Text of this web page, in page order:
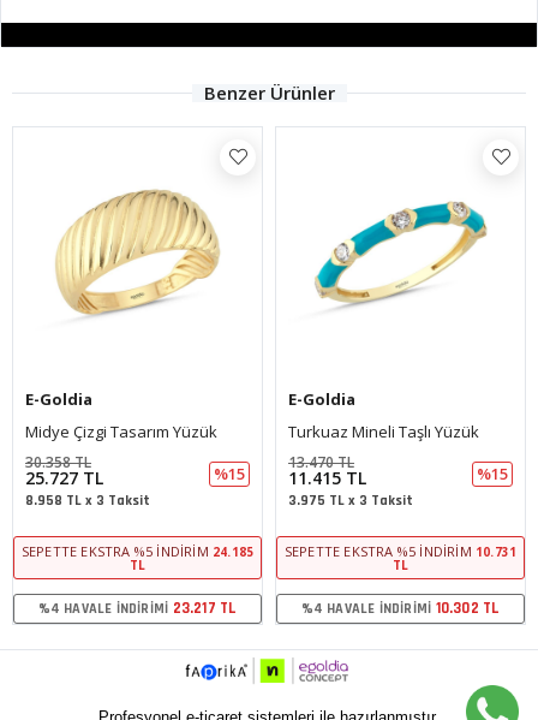
Benzer Ürünler
E-Goldia
Midye Çizgi Tasarım Yüzük
25.727 TL
30.358 TL
%15
8.958 TL x 3 Taksit
SEPETTE EKSTRA %5 İNDIRIM 24.185
TL
%4 HAVALE İNDIRIMI 23.217 TL
E-Goldia
Turkuaz Mineli Taşlı Yüzük
11.415 TL
13.470 TL
%15
3.975 TL x 3 Taksit
SEPETTE EKSTRA %5 İNDIRIM 10.731
TL
%4 HAVALE İNDIRIMI 10.302 TL